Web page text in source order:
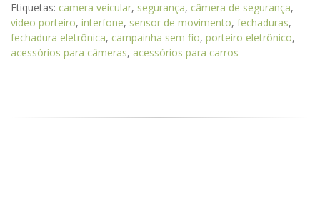
Etiquetas: camera veicular, segurança, câmera de segurança,
video porteiro, interfone, sensor de movimento, fechaduras,
fechadura eletrônica, campainha sem fio, porteiro eletrônico,
acessórios para câmeras, acessórios para carros